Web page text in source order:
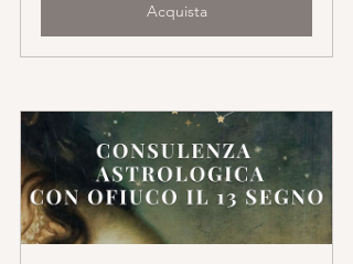
Acquista